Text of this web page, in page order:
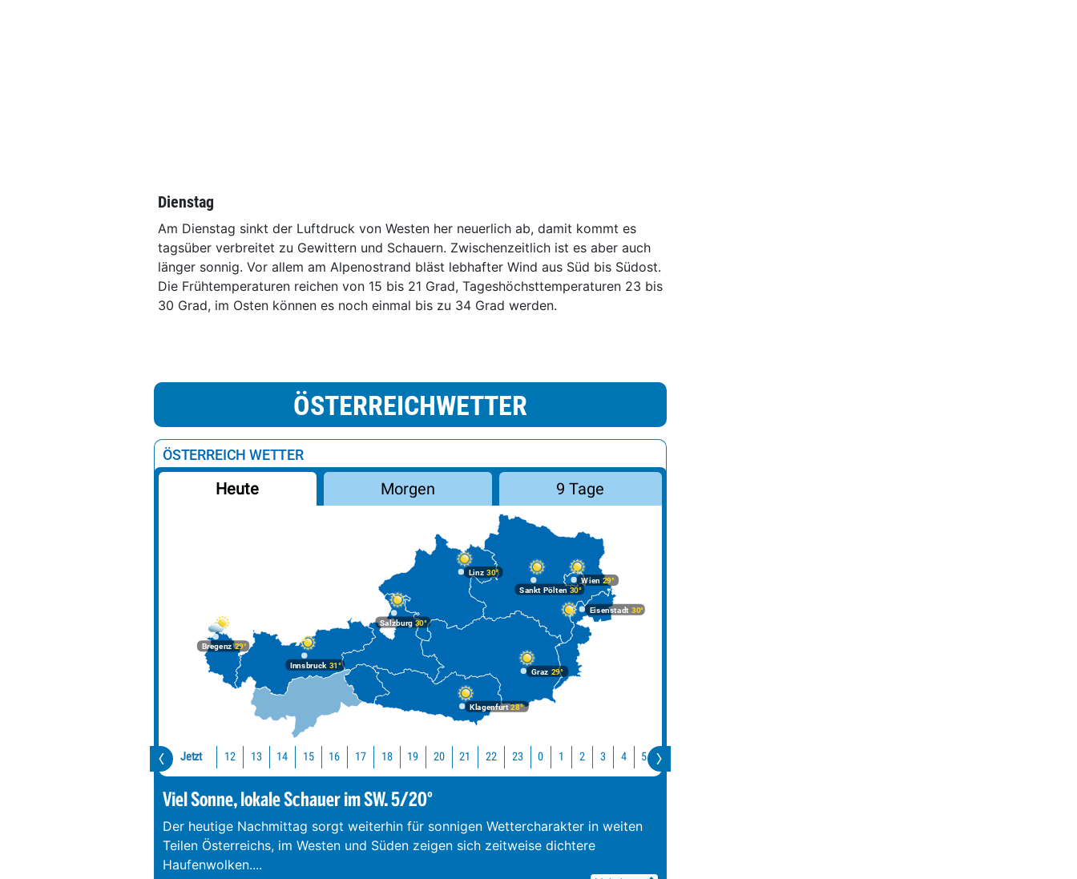
Dienstag
Am Dienstag sinkt der Luftdruck von Westen her neuerlich ab, damit kommt es
tagsüber verbreitet zu Gewittern und Schauern. Zwischenzeitlich ist es aber auch
länger sonnig. Vor allem am Alpenostrand bläst lebhafter Wind aus Süd bis Südost.
Die Frühtemperaturen reichen von 15 bis 21 Grad, Tageshöchsttemperaturen 23 bis
30 Grad, im Osten können es noch einmal bis zu 34 Grad werden.
ÖSTERREICHWETTER
ÖSTERREICH WETTER
Heute Morgen 9 Tage
Bregenz29°
Graz 29°
Innsbruck31°
Klagenfurt28°
Linz 30°
Salzburg30°
Wien 29°
Eisenstadt 30°
Sankt Pölten 30°
Jetzt 12 13 14 15 16 17 18 19 20 21 22 23 0 1 2 3 4 5
Viel Sonne, lokale Schauer im SW. 5/20°
Der heutige Nachmittag sorgt weiterhin für sonnigen Wettercharakter in weiten
Teilen Österreichs, im Westen und Süden zeigen sich zeitweise dichtere
Haufenwolken....